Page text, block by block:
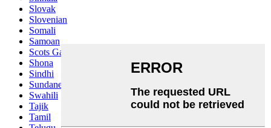
Slovak
Slovenian
Somali
Samoan
Scots Gaelic
Shona
Sindhi
Sundanese
Swahili
Tajik
Tamil